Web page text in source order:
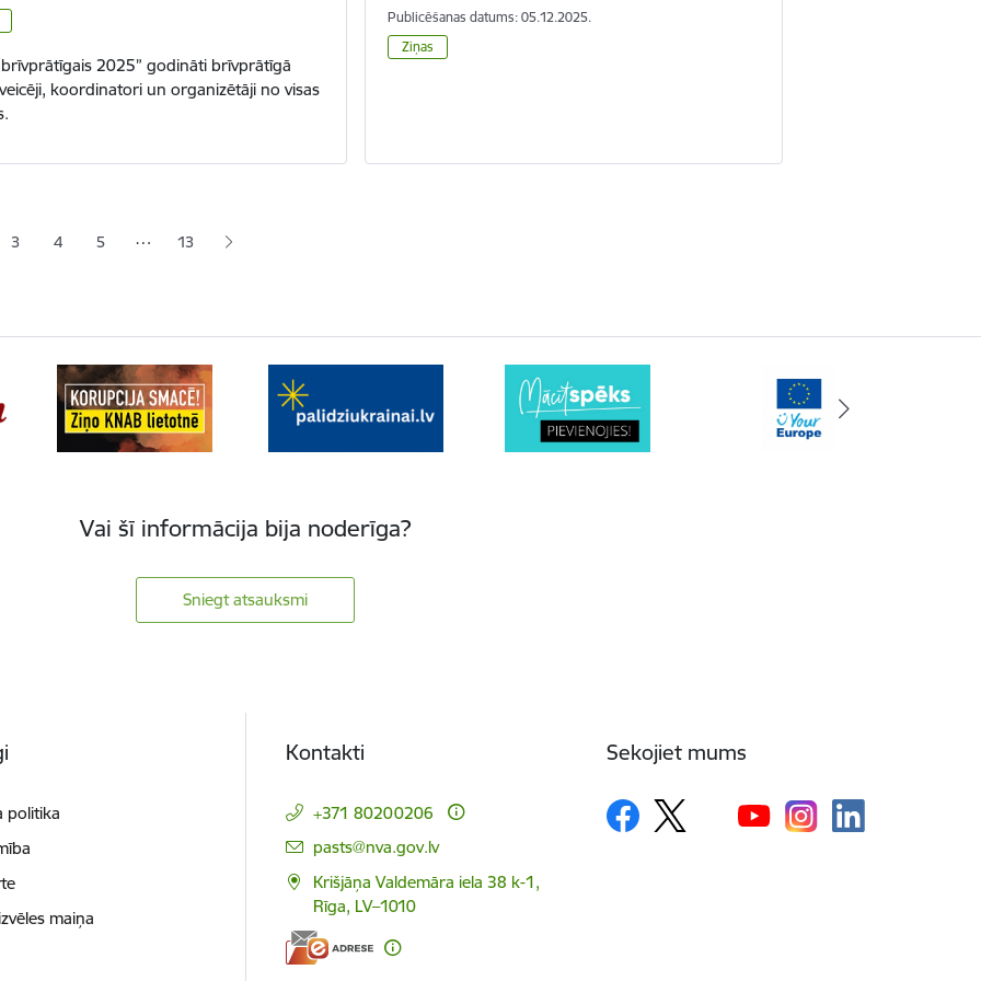
brīvprātīgais 2025” godināti brīvprātīgā
koordinatori un organizētāji no visas
Publicēšanas datums: 05.12.2025.
Ziņas
Lapa
3 Lapa
4 Lapa
5 … 13
Vai šī informācija bija noderīga?
Sniegt atsauksmi
politika
maiņa
Kontakti
+371 80200206
E-pasts:
pasts@nva.gov.lv
Krišjāņa Valdemāra iela 38 k-1,
Rīga, LV–1010
Sekojiet mums